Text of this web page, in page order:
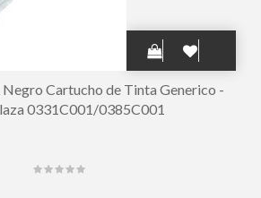
Cartucho de Tinta Generico -
0331C001/0385C001